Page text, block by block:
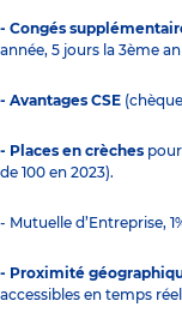
- Congés
année, 5 jours la 3ème
- Avantages CSE
- Places en crèches
de 100 en 2023).
- Mutuelle d’Entreprise,
- Proximité
accessibles en temps